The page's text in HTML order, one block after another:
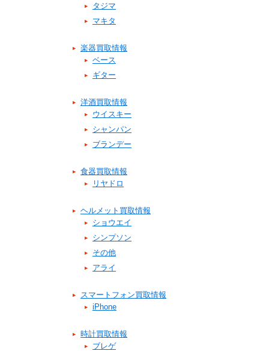
タジマ
マキタ
楽器買取情報
ベース
ギター
洋酒買取情報
ウイスキー
シャンパン
ブランデー
食器買取情報
リヤドロ
ヘルメット買取情報
ショウエイ
シンプソン
その他
アライ
スマートフォン買取情報
iPhone
時計買取情報
ブレゲ